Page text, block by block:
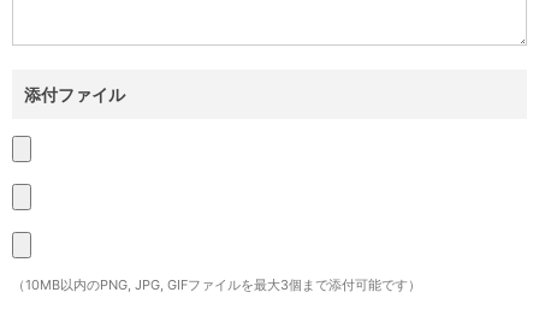
添付ファイル
（10MB以内のPNG, JPG, GIFファイルを最大3個まで添付可能です）